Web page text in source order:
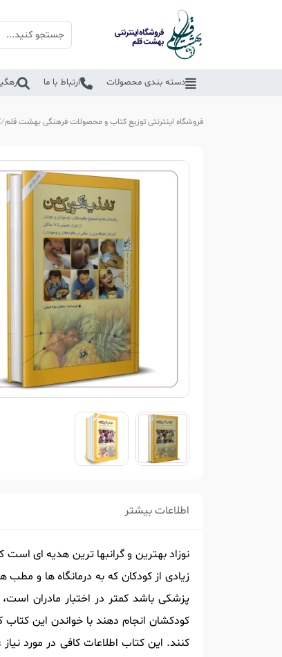
دسته بندی محصولات ارتباط با ما
فروشگاه اینترنتی توزیع کتاب و محصولات فرهنگی بهشت قلم
اطلاعات بیشتر
نوزاد بهترین و گرانبها ترین هدیه ای
زیادی از کودکان که به درمانگاه ها و
پزشکی باشد کمتر در اختبار مادران است،
کودکشان انجام دهند با خواندن این
کنند. این کتاب اطلاعات کافی در مورد